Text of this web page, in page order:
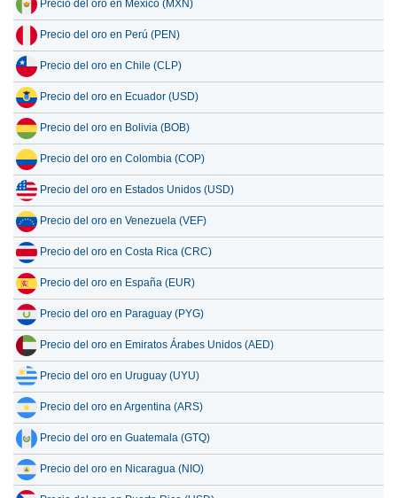
Precio del oro en México (MXN)
Precio del oro en Perú (PEN)
Precio del oro en Chile (CLP)
Precio del oro en Ecuador (USD)
Precio del oro en Bolivia (BOB)
Precio del oro en Colombia (COP)
Precio del oro en Estados Unidos (USD)
Precio del oro en Venezuela (VEF)
Precio del oro en Costa Rica (CRC)
Precio del oro en España (EUR)
Precio del oro en Paraguay (PYG)
Precio del oro en Emiratos Árabes Unidos (AED)
Precio del oro en Uruguay (UYU)
Precio del oro en Argentina (ARS)
Precio del oro en Guatemala (GTQ)
Precio del oro en Nicaragua (NIO)